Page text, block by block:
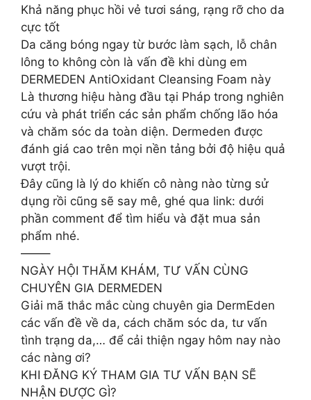
Khả năng phục hồi vẻ tươi sáng, rạng rỡ cho da
cực tốt
Da căng bóng ngay từ bước làm sạch, lỗ chân
lông to không còn là vấn đề khi dùng em
DERMEDEN AntiOxidant Cleansing Foam này
Là thương hiệu hàng đầu tại Pháp trong nghiên
cứu và phát triển các sản phẩm chống lão hóa
và chăm sóc da toàn diện. Dermeden được
đánh giá cao trên mọi nền tảng bởi độ hiệu quả
vượt trội.
Đây cũng là lý do khiến cô nàng nào từng sử
dụng rồi cũng sẽ say mê, ghé qua link: dưới
phần comment để tìm hiểu và đặt mua sản
phẩm nhé.
——–
NGÀY HỘI THĂM KHÁM, TƯ VẤN CÙNG
CHUYÊN GIA DERMEDEN
Giải mã thắc mắc cùng chuyên gia DermEden
các vấn đề về da, cách chăm sóc da, tư vấn
tình trạng da,… để cải thiện ngay hôm nay nào
các nàng ơi?
KHI ĐĂNG KÝ THAM GIA TƯ VẤN BẠN SẼ
NHẬN ĐƯỢC GÌ?